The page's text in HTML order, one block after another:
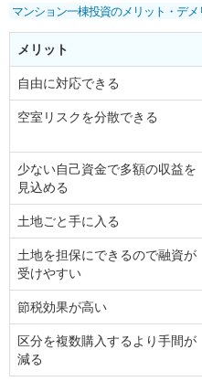
マンション一棟投資のメリット・デ
メリット
自由に対応できる
空室リスクを分散できる
少ない自己資金で多額の収益を
見込める
土地ごと手に入る
土地を担保にできるので融資が
受けやすい
節税効果が高い
区分を複数購入するより手間が
減る